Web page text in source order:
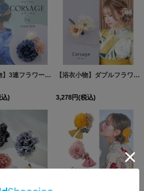
[YA-1023-wk] 【浴衣小物】3連フラワーコサージュ【1カラー】[OF04] [
)
【浴衣小物】ダブルフラワーコサージュ【3カラー】[OF04]
3,278円(税込)